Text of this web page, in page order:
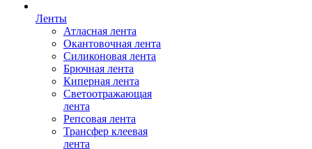
Ленты
Атласная лента
Окантовочная лента
Силиконовая лента
Брючная лента
Киперная лента
Светоотражающая
лента
Репсовая лента
Трансфер клеевая
лента